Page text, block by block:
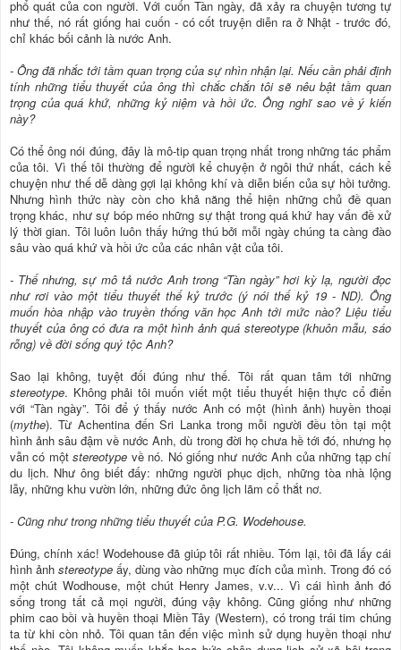
phổ quát của con người. Với cuốn Tàn ngày, đã xảy ra chuyện tương tự
như thế, nó rất giống hai cuốn - có cốt truyện diễn ra ở Nhật - trước đó,
chỉ khác bối cảnh là nước Anh.
- Ông đã nhắc tới tầm quan trọng của sự nhìn nhận lại. Nếu cần phải định
tính những tiểu thuyết của ông thì chắc chắn tôi sẽ nêu bật tầm quan
trọng của quá khứ, những kỷ niệm và hồi ức. Ông nghĩ sao về ý kiến
này?
Có thể ông nói đúng, đây là mô-tip quan trọng nhất trong những tác phẩm
của tôi. Vì thế tôi thường để người kể chuyện ở ngôi thứ nhất, cách kể
chuyện như thế dễ dàng gợi lại không khí và diễn biến của sự hồi tưởng.
Nhưng hình thức này còn cho khả năng thể hiện những chủ đề quan
trọng khác, như sự bóp méo những sự thật trong quá khứ hay vấn đề xử
lý thời gian. Tôi luôn luôn thấy hứng thú bởi mỗi ngày chúng ta càng đào
sâu vào quá khứ và hồi ức của các nhân vật của tôi.
- Thế nhưng, sự mô tả nước Anh trong “Tàn ngày” hơi kỳ lạ, người đọc
như rơi vào một tiểu thuyết thế kỷ trước (ý nói thế kỷ 19 - ND). Ông
muốn hòa nhập vào truyền thống văn học Anh tới mức nào? Liệu tiểu
thuyết của ông có đưa ra một hình ảnh quá stereotype (khuôn mẫu, sáo
rỗng) về đời sống quý tộc Anh?
Sao lại không, tuyệt đối đúng như thế. Tôi rất quan tâm tới những
stereotype. Không phải tôi muốn viết một tiểu thuyết hiện thực cổ điển
với “Tàn ngày”. Tôi để ý thấy nước Anh có một (hình ảnh) huyền thoại
(mythe). Từ Achentina đến Sri Lanka trong mỗi người đều tồn tại một
hình ảnh sâu đậm về nước Anh, dù trong đời họ chưa hề tới đó, nhưng họ
vẫn có mộtstereotype về nó. Nó giống như nước Anh của những tạp chí
du lịch. Như ông biết đấy: những người phục dịch, những tòa nhà lộng
lẫy, những khu vườn lớn, những đức ông lịch lãm cổ thắt nơ.
- Cũng như trong những tiểu thuyết của P.G. Wodehouse.
Đúng, chính xác! Wodehouse đã giúp tôi rất nhiều. Tóm lại, tôi đã lấy cái
hình ảnhstereotype ấy, dùng vào những mục đích của mình. Trong đó có
một chút Wodhouse, một chút Henry James, v.v... Vì cái hình ảnh đó
sống trong tất cả mọi người, đúng vậy không. Cũng giống như những
phim cao bồi và huyền thoại Miền Tây (Western), có trong trái tim chúng
ta từ khi còn nhỏ. Tôi quan tân đến việc mình sử dụng huyền thoại như